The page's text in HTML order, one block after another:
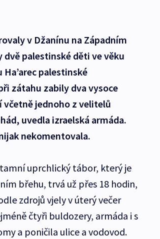
v Džanínu na Západním
palestinské děti ve věku
palestinské
zátahu zabily dva vysoce
jednoho z velitelů
uvedla izraelská armáda.
nekomentovala.
uprchlický tábor, který je
břehu, trvá už přes 18 hodin,
zdrojů vjely v úterý večer
čtyři buldozery, armáda i s
a poničila ulice a vodovod.